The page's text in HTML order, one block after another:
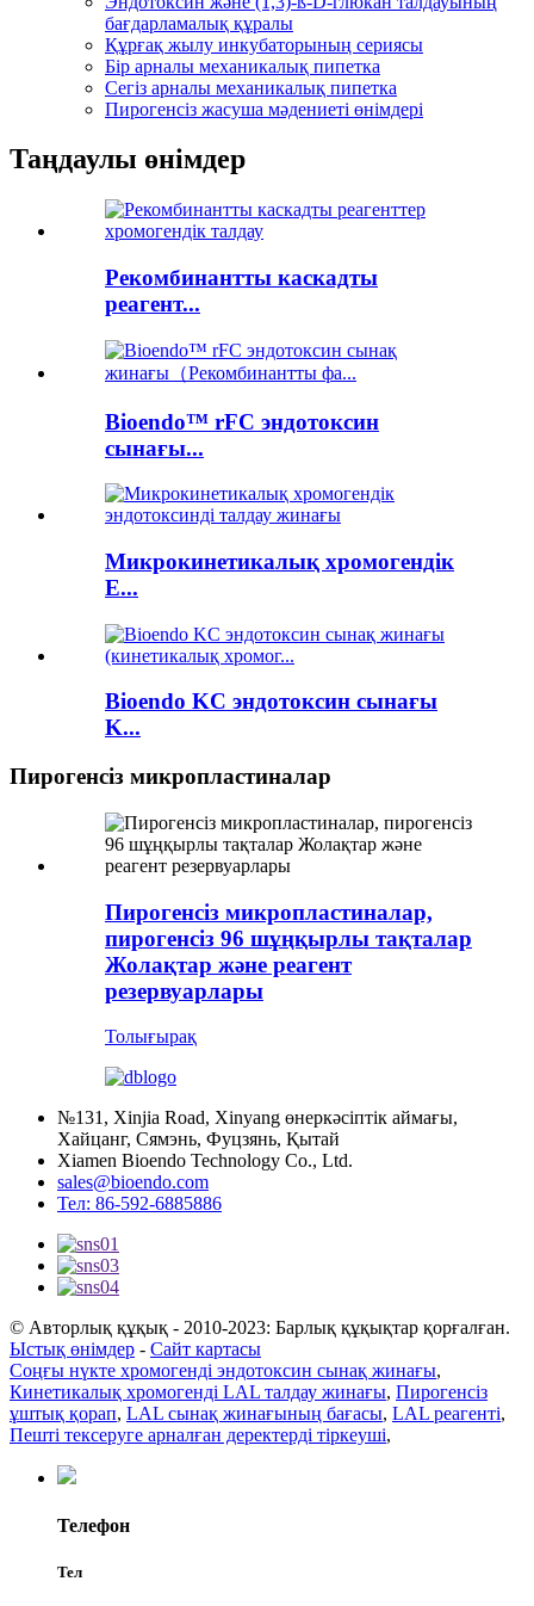
бағдарламалық құралы
Құрғақ жылу инкубаторының сериясы
Бір арналы механикалық пипетка
Сегіз арналы механикалық пипетка
Пирогенсіз жасуша мәдениеті өнімдері
Таңдаулы өнімдер
Рекомбинантты каскадты
реагент...
Bioendo™ rFC эндотоксин
сынағы...
Микрокинетикалық хромогендік
E...
Bioendo KC эндотоксин сынағы
K...
Пирогенсіз микропластиналар
Пирогенсіз микропластиналар,
пирогенсіз 96 шұңқырлы тақталар
Жолақтар және реагент
резервуарлары
Толығырақ
№131, Xinjia Road, Xinyang өнеркәсіптік аймағы,
Хайцанг, Сямэнь, Фуцзянь, Қытай
Xiamen Bioendo Technology Co., Ltd.
sales@bioendo.com
Тел: 86-592-6885886
© Авторлық құқық - 2010-2023: Барлық құқықтар қорғалған.
Ыстық өнімдер - Сайт картасы
Соңғы нүкте хромогенді эндотоксин сынақ жинағы,
Кинетикалық хромогенді LAL талдау жинағы, Пирогенсіз
ұштық қорап, LAL сынақ жинағының бағасы, LAL реагенті,
Пешті тексеруге арналған деректерді тіркеуші,
Телефон
Тел